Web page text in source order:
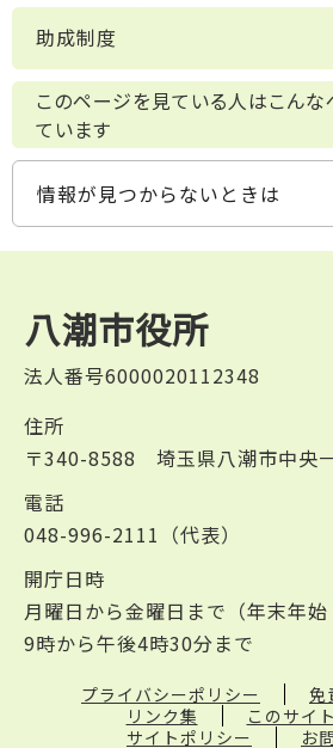
助成制度
このページを見ている人はこん
ています
情報が見つからないときは
八潮市役所
法人番号6000020112348
住所
〒340-8588 埼玉県八潮市中央
電話
048-996-2111（代表）
開庁日時
月曜日から金曜日まで（年末年
9時から午後4時30分まで
プライバシーポリシー
免
リンク集
このサイ
サイトポリシー
お